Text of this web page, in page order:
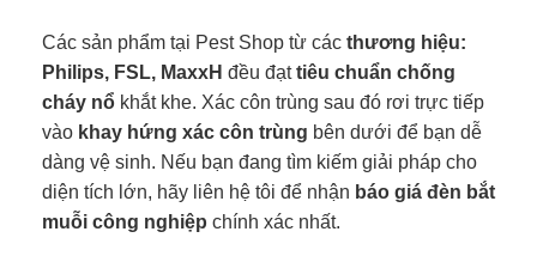
Các sản phẩm tại Pest Shop từ các thương hiệu:
Philips, FSL, MaxxH đều đạttiêu chuẩn chống
cháy nổ khắt khe. Xác côn trùng sau đó rơi trực tiếp
vào khay hứng xác côn trùng bên dưới để bạn dễ
dàng vệ sinh. Nếu bạn đang tìm kiếm giải pháp cho
diện tích lớn, hãy liên hệ tôi để nhận báo giá đèn bắt
muỗi công nghiệp chính xác nhất.